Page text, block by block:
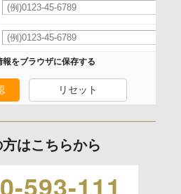
容の訂正、追加または削除、利用
報をブラウザに保存する
リセット
はこちらから
593-111